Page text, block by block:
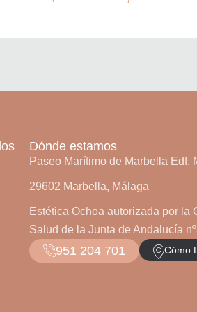
Dónde estamos
Paseo Marítimo de Marbella Edf.
29602 Marbella, Málaga
Estética Ochoa autorizada por la
Salud de la Junta de Andalucía
951 204 701 Cómo